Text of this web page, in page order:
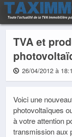
TVA et
26/04/2012 à
Voici une
photovoltaïques
à votre attention
transmission aux